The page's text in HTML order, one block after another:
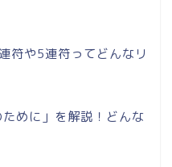
符や5連符ってどんなリ
めに」を解説！どんな